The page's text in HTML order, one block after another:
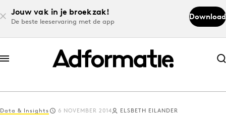
Jouw vak in je broekzak!
De beste leeservaring met de app
Download
Abonneer nu
Abonneer nu
Data & Insights 6 NOVEMBER 2014 ELSBETH EILANDER